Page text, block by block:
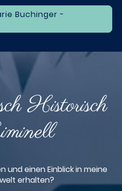
Buchinger -
Historisch
und einen Einblick in meine
erhalten?